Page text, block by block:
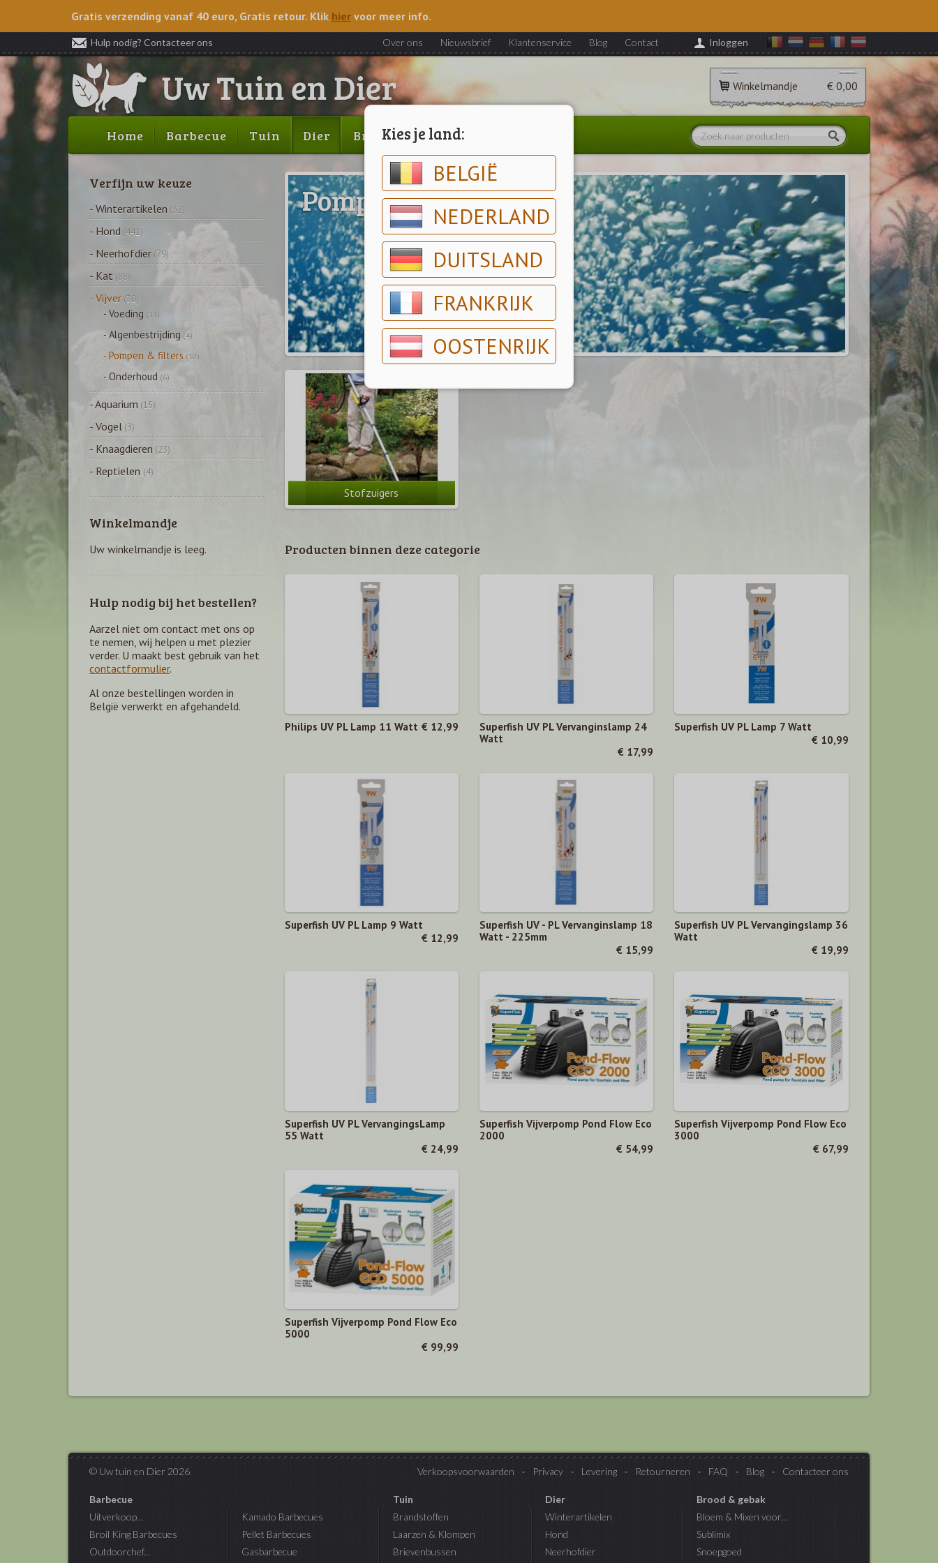
Kies je land:
BELGIË
NEDERLAND
DUITSLAND
FRANKRIJK
OOSTENRIJK
Gratis verzending vanaf 40 euro, Gratis retour. Klik hier voor meer info.
Hulp nodig? Contacteer ons Over ons Nieuwsbrief Klantenservice Blog Contact Inloggen
Winkelmandje € 0,00
Home Barbecue Tuin Dier Brood & gebak
Pompen & filters
Stofzuigers
Producten binnen deze categorie
Philips UV PL Lamp 11 Watt € 12,99
Superfish UV PL Vervanginslamp 24
Watt
€ 17,99
Superfish UV PL Lamp 7 Watt
€ 10,99
Superfish UV PL Lamp 9 Watt
€ 12,99
Superfish UV - PL Vervanginslamp 18
Watt - 225mm
€ 15,99
Superfish UV PL Vervangingslamp 36
Watt
€ 19,99
Superfish UV PL VervangingsLamp
55 Watt
€ 24,99
Superfish Vijverpomp Pond Flow Eco
2000
€ 54,99
Superfish Vijverpomp Pond Flow Eco
3000
€ 67,99
Superfish Vijverpomp Pond Flow Eco
5000
€ 99,99
Verfijn uw keuze
- Winterartikelen (32)
- Hond (441)
- Neerhofdier (79)
- Kat (88)
- Vijver (30)
- Voeding (11)
- Algenbestrijding (4)
- Pompen & filters (10)
- Onderhoud (6)
- Aquarium (15)
- Vogel (3)
- Knaagdieren (23)
- Reptielen (4)
Winkelmandje
Uw winkelmandje is leeg.
Hulp nodig bij het bestellen?
Aarzel niet om contact met ons op
te nemen, wij helpen u met plezier
verder. U maakt best gebruik van het
contactformulier.
Al onze bestellingen worden in
België verwerkt en afgehandeld.
© Uw tuin en Dier 2026 Verkoopsvoorwaarden Privacy Levering Retourneren FAQ Blog Contacteer ons
Barbecue
Uitverkoop...
Broil King Barbecues
Outdoorchef...
Kamado Barbecues
Pellet Barbecues
Gasbarbecue
Tuin
Brandstoffen
Laarzen & Klompen
Brievenbussen
Dier
Winterartikelen
Hond
Neerhofdier
Brood & gebak
Bloem & Mixen voor...
Sublimix
Snoepgoed